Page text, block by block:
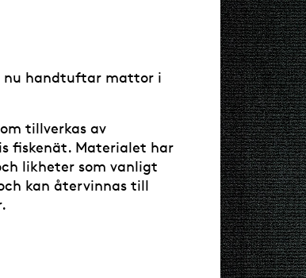
nu handtuftar mattor i
tillverkas av
fiskenät. Materialet har
likheter som vanligt
kan återvinnas till